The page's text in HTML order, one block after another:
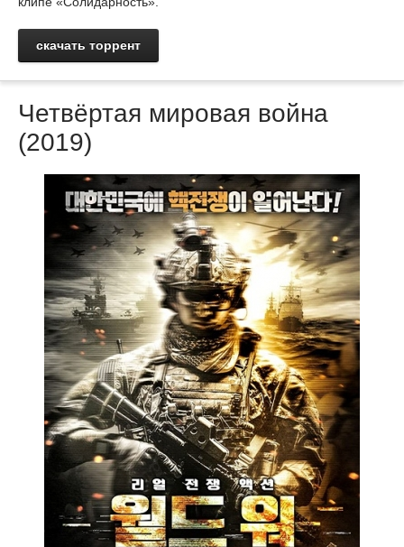
скачать торрент
Четвёртая мировая война
(2019)